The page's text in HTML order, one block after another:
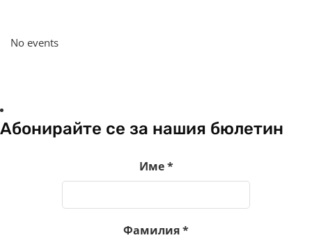
No events
Абонирайте се за нашия бюлетин
Име*
Фамилия*